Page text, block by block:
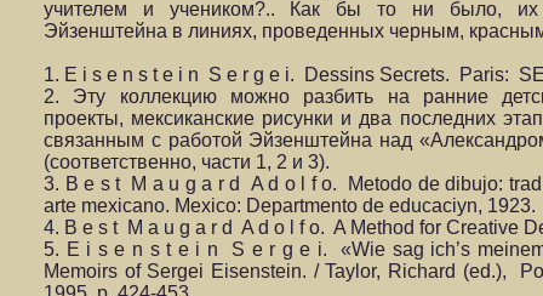
учителем и учеником?.. Как бы то ни было, их
Эйзенштейна в линиях, проведенных черным,
1. E i s e n s t e i n S e r g e i. Dessins Secrets. Paris:
2. Эту коллекцию можно разбить на ранние
проекты, мексиканские рисунки и два последних
связанным с работой Эйзенштейна над
(соответственно, части 1, 2 и 3).
3. B e s t M a u g a r d A d o l f o. Metodo de dibujo:
arte mexicano. Mexico: Departmento de educaciуn, 1923.
4. B e s t M a u g a r d A d o l f o. A Method for Creative
5. E i s e n s t e i n S e r g e i. «Wie sag ich’s
Memoirs of Sergei Eisenstein. / Taylor, Richard (ed.),